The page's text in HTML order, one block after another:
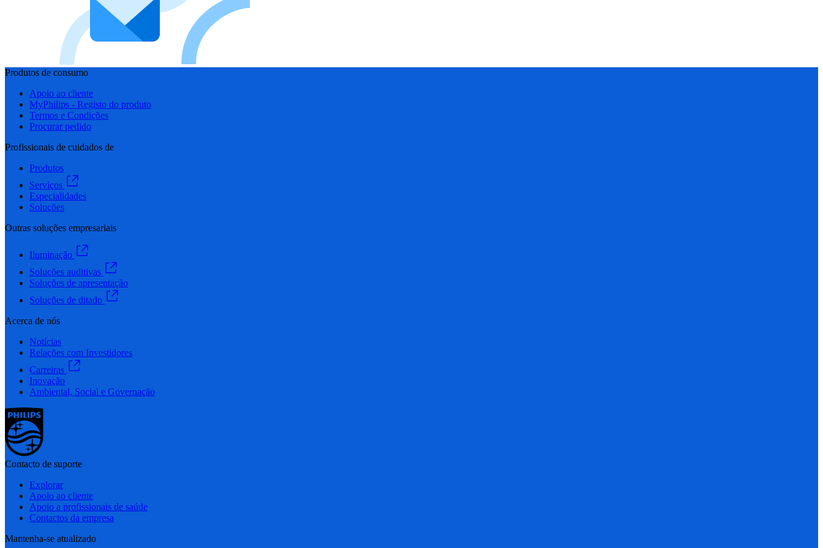
Produtos de consumo
Apoio ao cliente
MyPhilips - Registo do produto
Termos e Condições
Procurar pedido
Profissionais de cuidados de
Produtos
Serviços
Especialidades
Soluções
Outras soluções empresariais
Iluminação
Soluções auditivas
Soluções de apresentação
Soluções de ditado
Acerca de nós
Notícias
Relações com Investidores
Carreiras
Inovação
Ambiental, Social e Governação
Contacto de suporte
Explorar
Apoio ao cliente
Apoio a profissionais de saúde
Contactos da empresa
Mantenha-se atualizado